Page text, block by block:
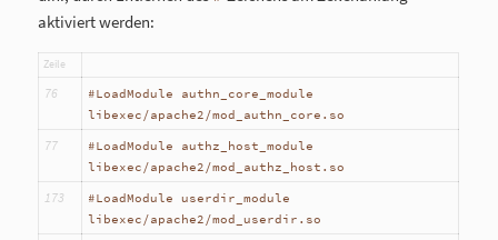
aktiviert werden:
Zeile
76
#LoadModule authn_core_module
libexec/apache2/mod_authn_core.so
77
#LoadModule authz_host_module
libexec/apache2/mod_authz_host.so
173
#LoadModule userdir_module
libexec/apache2/mod_userdir.so